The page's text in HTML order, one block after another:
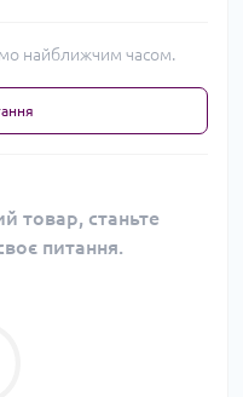
найближчим часом.
товар, станьте
питання.